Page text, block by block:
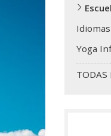
TODAS
Idiomas
Yoga